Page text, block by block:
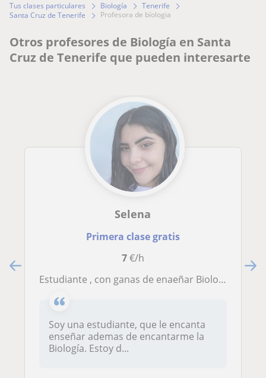
Tus clases particulares Biología
Tenerife
Santa Cruz de Tenerife
profesora de bíologia
Otros profesores de Biología en Santa
Cruz de Tenerife que pueden interesarte
Selena
Primera clase gratis
7€/h
Estudiante , con ganas de enaeñar Biologia en tenerife a adolescentes de 12-17 años
Soy una estudiante, que le encanta
enseñar ademas de encantarme la
Biología. Estoy d...